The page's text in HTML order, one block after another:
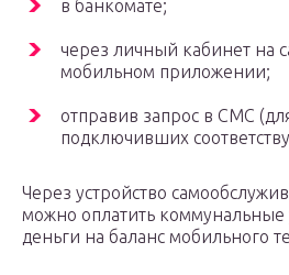
в банкомате;
через личный кабинет на
мобильном приложении;
отправив запрос в СМС
подключивших
Через устройство
можно оплатить коммунальные
деньги на баланс мобильного